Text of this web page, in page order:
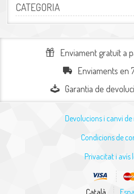
CATEGORIA
Enviament gratuït a
Enviaments en
Garantia de
Devolucions i canvi
Condicions de
Privacitat i avís